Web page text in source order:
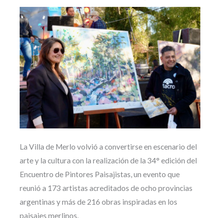
La Villa de Merlo volvió a convertirse en escenario del
arte y la cultura con la realización de la 34° edición del
Encuentro de Pintores Paisajistas, un evento que
reunió a 173 artistas acreditados de ocho provincias
argentinas y más de 216 obras inspiradas en los
paisajes merlinos.